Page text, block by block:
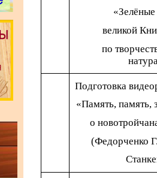
великой
по
Подготовка
«Память, память,
о
(Федорченко